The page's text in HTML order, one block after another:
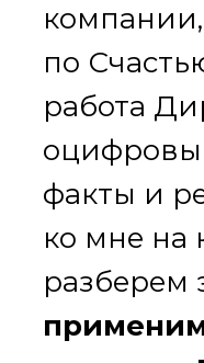
по
работа
факты и
ко мне на
разберем